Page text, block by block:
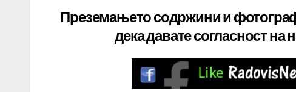
Преземањето содржини и
дека даватесогласност на